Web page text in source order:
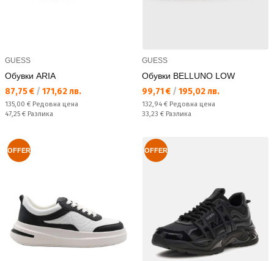
GUESS
Обувки ARIA
Текуща цена:
87,75 € / 171,62 лв.
Редовна цена:
135,00 € Редовна цена
Спестявате:
47,25 € Разлика
GUESS
Обувки BELLUNO LOW
Текуща цена:
99,71 € / 195,02 лв.
Редовна цена:
132,94 € Редовна цена
Спестявате:
33,23 € Разлика
OFFER OFFER